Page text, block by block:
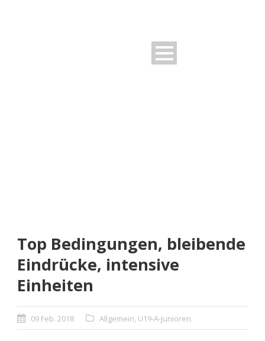
Top Bedingungen, bleibende
Eindrücke, intensive
Einheiten
09 Feb. 2018 Allgemein, U19-A-Junioren